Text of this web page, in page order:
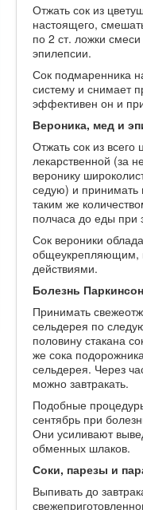
Отжать сок из
настоящего,
по 2 ст. ложки
эпилепсии.
Сок подмаренника
систему и снимает
эффективен он и
Вероника, мед и
Отжать сок из всего
лекарственной (за
веронику
седую) и принимать
таким же
полчаса до еды при
Сок вероники
общеукрепляющим,
действиями.
Болезнь
Принимать
сельдерея по
половину стакана
же сока
сельдерея. Через
можно завтракать.
Подобные
сентябрь при
Они усиливают
обменных шлаков.
Соки, парезы и
Выпивать до